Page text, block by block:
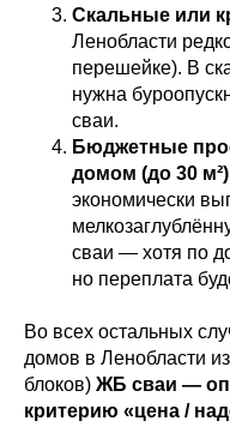
Скальные или
Ленобласти
перешейке). В
нужна
сваи.
Бюджетные
домом (до 30
экономически
сваи — хотя по
но переплата
Во всех остальных
домов в Ленобласти
блоков) ЖБ сваи —
критерию «цена /